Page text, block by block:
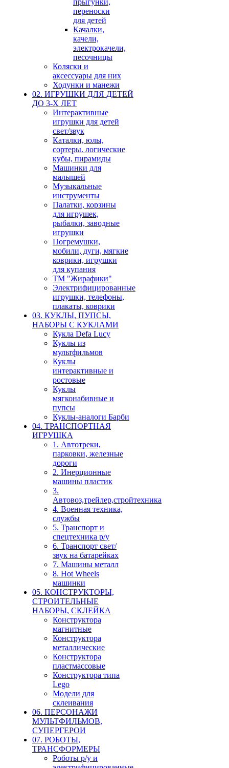
прыгунки,
переноски
для детей
Качалки,
качели,
электрокачели,
песочницы
Коляски и
аксессуары для них
Ходунки и манежи
02. ИГРУШКИ ДЛЯ ДЕТЕЙ
ДО 3-Х ЛЕТ
Интерактивные
игрушки для детей
свет/звук
Каталки, юлы,
сортеры. логические
кубы, пирамиды
Машинки для
малышей
Музыкальные
инструменты
Палатки, корзины
для игрушек,
рыбалки, заводные
игрушки
Погремушки,
мобили, дуги, мягкие
коврики, игрушки
для купания
ТМ "Жирафики"
Электрифицированные
игрушки, телефоны,
плакаты, коврики
03. КУКЛЫ, ПУПСЫ,
НАБОРЫ С КУКЛАМИ
Кукла Defa Lucy
Куклы из
мультфильмов
Куклы
интерактивные и
ростовые
Куклы
мягконабивные и
пупсы
Куклы-аналоги Барби
04. ТРАНСПОРТНАЯ
ИГРУШКА
1. Автотреки,
парковки, железные
дороги
2. Инерционные
машины пластик
3.
Автовоз,трейлер,стройтехника
4. Военная техника,
службы
5. Транспорт и
спецтехника р/у
6. Транспорт свет/
звук на батарейках
7. Машины металл
8. Hot Wheels
машинки
05. КОНСТРУКТОРЫ,
СТРОИТЕЛЬНЫЕ
НАБОРЫ, СКЛЕЙКА
Конструктора
магнитные
Конструктора
металлические
Конструктора
пластмассовые
Конструктора типа
Lego
Модели для
склеивания
06. ПЕРСОНАЖИ
МУЛЬТФИЛЬМОВ,
СУПЕРГЕРОИ
07. РОБОТЫ,
ТРАНСФОРМЕРЫ
Роботы р/у и